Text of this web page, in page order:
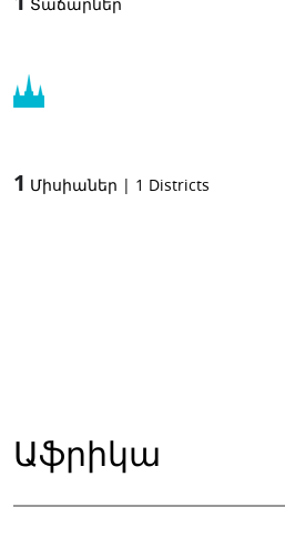
1 Միսիաներ | 1 Districts
Աֆրիկա